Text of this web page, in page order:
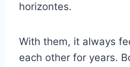
horizontes.
With them, it always
each other for years.